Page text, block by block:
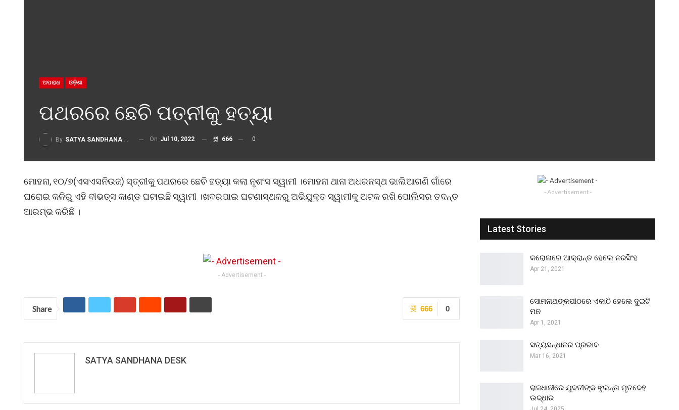
ଅପରାଧ ଓଡ଼ିଶା
ପଥରରେ ଛେଚି ପତ୍ନୀକୁ ହତ୍ୟା
By SATYA SANDHANA DESK On Jul 10, 2022 666 0
ମୋହନା, ୧୦/୭(ଏସଏସନିଉଜ) ସ୍ତ୍ରୀକୁ ପଥରରେ ଛେଚି ହତ୍ୟା କଲା ନୃଶଂସ ସ୍ୱାମୀ ।ମୋହନା ଥାନା ଅଧରନସ୍ଥ ଭାଲିଆଗଣି ଗାଁରେ
ଘରୋଇ କଳିରୁ ଏହି ବୀଭତ୍ସ କାଣ୍ଡ ଘଟାଇଛି ସ୍ୱାମୀ ।ଖବରପାଇ ଘଟଣାସ୍ଥଳରୁ ଅଭିଯୁକ୍ତ ସ୍ୱାମୀକୁ ଅଟକ ରଖି ପୋଲିସର ତଦନ୍ତ
ଆରମ୍ଭ କରିଛି ।
- Advertisement -
0
666
Share
SATYA SANDHANA DESK
- Advertisement -
Latest Stories
କରୋନାରେ ଆକ୍ରାନ୍ତ ହେଲେ ନରସିଂହ
Apr 21, 2021
ସୋମନାଥଙ୍କପୀଠରେ ଏକାଠି ହେଲେ ଦୁଇଟି
ମନ
Apr 1, 2021
ସତ୍ୟସନ୍ଧାନର ପ୍ରଭାବ
Mar 16, 2021
ରାଜଧାନୀରେ ଯୁବତୀଙ୍କ ଝୁଲନ୍ତା ମୃତଦେହ
ଉଦ୍ଧାର